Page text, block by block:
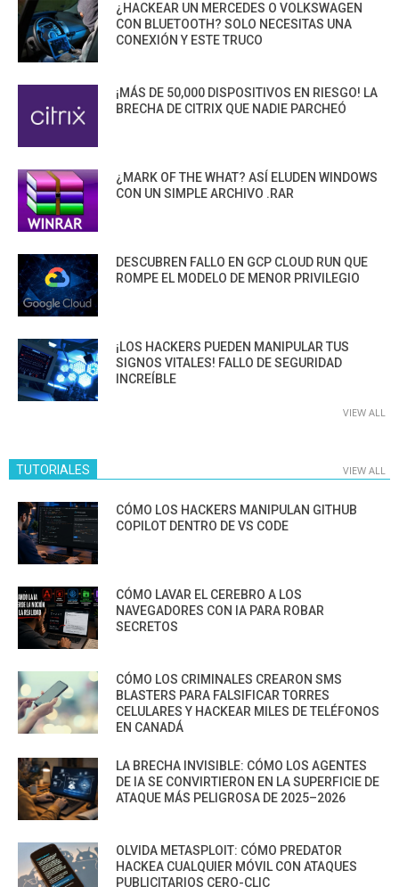
¿HACKEAR UN MERCEDES O VOLKSWAGEN
CON BLUETOOTH? SOLO NECESITAS UNA
CONEXIÓN Y ESTE TRUCO
¡MÁS DE 50,000 DISPOSITIVOS EN RIESGO! LA
BRECHA DE CITRIX QUE NADIE PARCHEÓ
¿MARK OF THE WHAT? ASÍ ELUDEN WINDOWS
CON UN SIMPLE ARCHIVO .RAR
DESCUBREN FALLO EN GCP CLOUD RUN QUE
ROMPE EL MODELO DE MENOR PRIVILEGIO
¡LOS HACKERS PUEDEN MANIPULAR TUS
SIGNOS VITALES! FALLO DE SEGURIDAD
INCREÍBLE
VIEW ALL
TUTORIALES VIEW ALL
CÓMO LOS HACKERS MANIPULAN GITHUB
COPILOT DENTRO DE VS CODE
CÓMO LAVAR EL CEREBRO A LOS
NAVEGADORES CON IA PARA ROBAR
SECRETOS
CÓMO LOS CRIMINALES CREARON SMS
BLASTERS PARA FALSIFICAR TORRES
CELULARES Y HACKEAR MILES DE TELÉFONOS
EN CANADÁ
LA BRECHA INVISIBLE: CÓMO LOS AGENTES
DE IA SE CONVIRTIERON EN LA SUPERFICIE DE
ATAQUE MÁS PELIGROSA DE 2025–2026
OLVIDA METASPLOIT: CÓMO PREDATOR
HACKEA CUALQUIER MÓVIL CON ATAQUES
PUBLICITARIOS CERO-CLIC